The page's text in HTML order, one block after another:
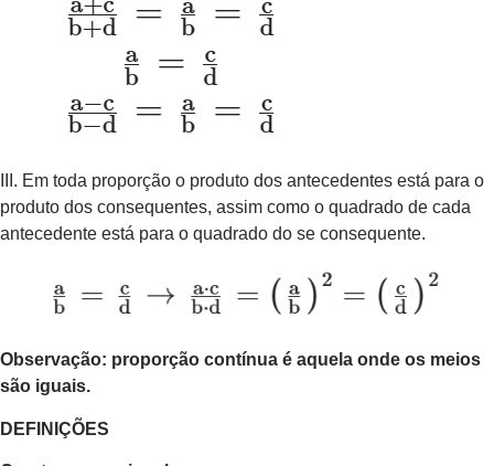
III. Em toda proporção o produto dos antecedentes está para o
produto dos consequentes, assim como o quadrado de cada
antecedente está para o quadrado do se consequente.
Observação: proporção contínua é aquela onde os meios
são iguais.
DEFINIÇÕES